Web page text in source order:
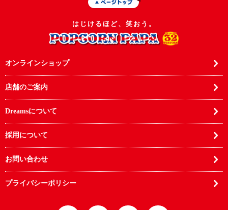
はじけるほど、笑おう。
オンラインショップ
店舗のご案内
Dreamsについて
採用について
お問い合わせ
プライバシーポリシー